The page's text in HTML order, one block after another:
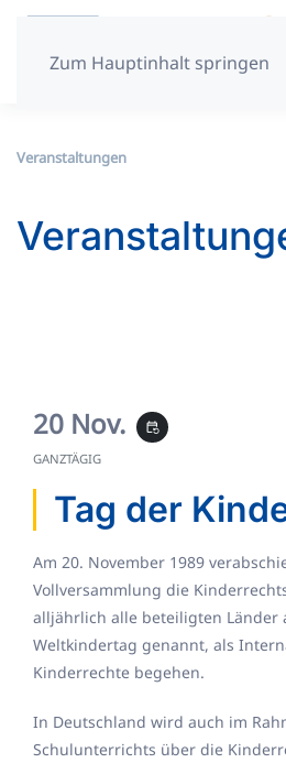
Zum Hauptinhalt springen
Veranstaltungen
20 Nov. event_repeat
GANZTÄGIG
Tag der
Am 20. November 1989
Vollversammlung die
alljährlich alle beteiligten Länder
Weltkindertag genannt, als
Kinderrechte begehen.
In Deutschland wird auch im
Schulunterrichts über die